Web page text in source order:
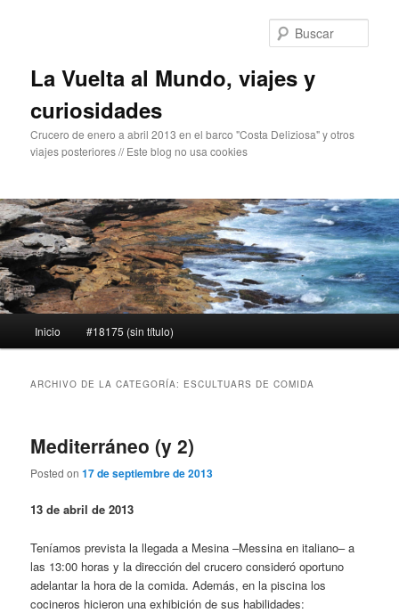
La Vuelta al Mundo, viajes y
curiosidades
Crucero de enero a abril 2013 en el barco "Costa Deliziosa" y otros
viajes posteriores // Este blog no usa cookies
principal
Inicio #18175 (sin título)
ARCHIVO DE LA CATEGORÍA: ESCULTUARS DE COMIDA
Mediterráneo (y 2)
Posted on17 de septiembre de 2013
13 de abril de 2013
Teníamos prevista la llegada a Mesina –Messina en italiano– a
las 13:00 horas y la dirección del crucero consideró oportuno
adelantar la hora de la comida. Además, en la piscina los
cocineros hicieron una exhibición de sus habilidades: